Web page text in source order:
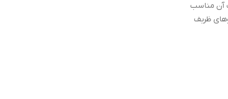
آن مناسب
ظربف